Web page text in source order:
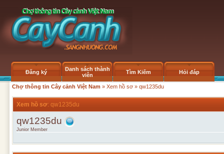
Đăng ký
Danh sách thành
viên
Tìm Kiếm Hỏi đáp
Chợ thông tin Cây cảnh Việt Nam » Xem hồ sơ » qw1235du
Xem hồ sơ: qw1235du
qw1235du
Junior Member